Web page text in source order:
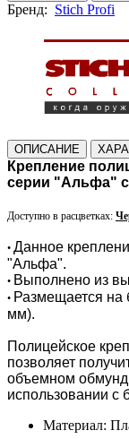
Бренд: Stich Profi
ОПИСАНИЕ
Крепление
серии "Альфа" с
Доступно в расцветках:
• Данное
"Альфа".
• Выполнено из
• Размещается на
мм).
Полицейское
позволяет
объемном
использовании с
Материал: